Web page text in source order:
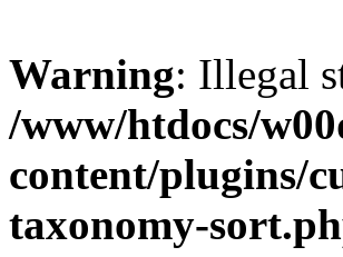
Warning: Illegal
/www/htdocs/
content/plugins/
taxonomy-